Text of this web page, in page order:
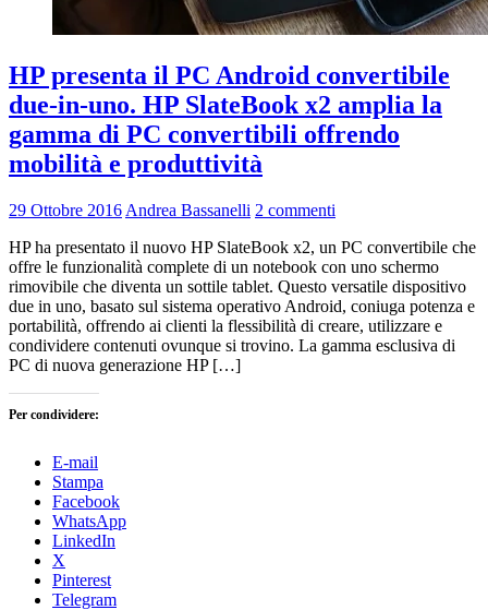
HP presenta il PC Android convertibile
due-in-uno. HP SlateBook x2 amplia la
gamma di PC convertibili offrendo
mobilità e produttività
29 Ottobre 2016 Andrea Bassanelli 2 commenti
HP ha presentato il nuovo HP SlateBook x2, un PC convertibile che
offre le funzionalità complete di un notebook con uno schermo
rimovibile che diventa un sottile tablet. Questo versatile dispositivo
due in uno, basato sul sistema operativo Android, coniuga potenza e
portabilità, offrendo ai clienti la flessibilità di creare, utilizzare e
condividere contenuti ovunque si trovino. La gamma esclusiva di
PC di nuova generazione HP […]
Per condividere:
E-mail
Stampa
Facebook
WhatsApp
LinkedIn
X
Pinterest
Telegram